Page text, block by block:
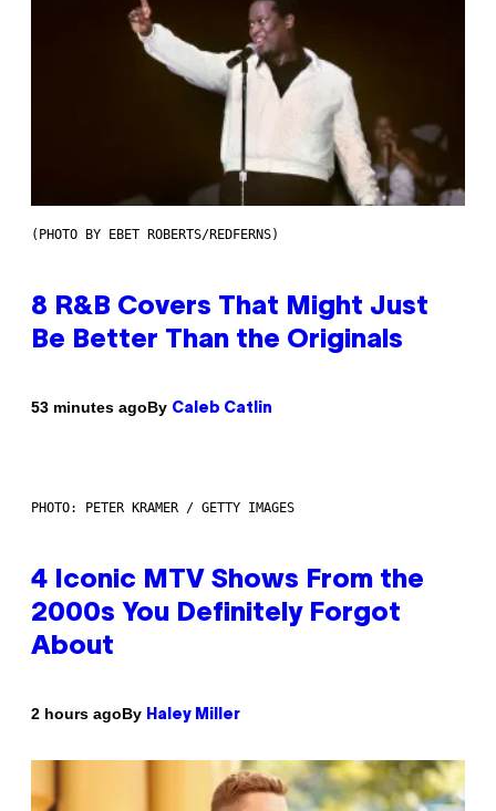
(PHOTO BY EBET ROBERTS/REDFERNS)
8 R&B Covers That Might Just
Be Better Than the Originals
53 minutes agoBy Caleb Catlin
PHOTO: PETER KRAMER / GETTY IMAGES
4 Iconic MTV Shows From the
2000s You Definitely Forgot
About
2 hours agoBy Haley Miller